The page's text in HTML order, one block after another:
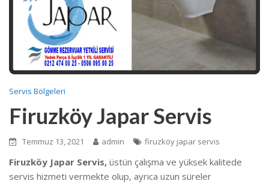
Servis Bölgeleri
Firuzköy Japar Servis
Temmuz 13, 2021 admin firuzköy japar servis
Firuzköy Japar Servis, üstün çalışma ve yüksek kalitede
servis hizmeti vermekte olup, ayrıca uzun süreler